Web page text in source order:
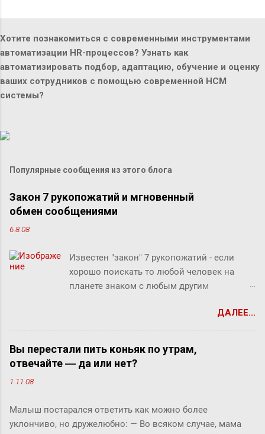
Хотите познакомиться с современными инструментами
автоматизации HR-процессов? Узнать как
автоматизировать подбор, адаптацию, обучение и оценку
ваших сотрудников с помощью современной HCM
системы?
Популярные сообщения из этого блога
Закон 7 рукопожатий и мгновенный
обмен сообщениями
6.8.08
Известен "закон" 7 рукопожатий - если
хорошо поискать то любой человек на
планете знаком с любым другим
людьми. Этот как бы закон, разумеется, не
доказан, но есть предположение что он
Закон вполне отражает концепцию
"маленького мира", который продолжает
Microsofr Research решили проверить на
пользователях Microsoft Messenger (180
ДАЛЕЕ...
Вы перестали пить коньяк по утрам,
отвечайте ― да или нет?
1.11.08
Малыш постарался ответить как можно более
уклончиво, но дружелюбно: ― Во всяком случае, мама